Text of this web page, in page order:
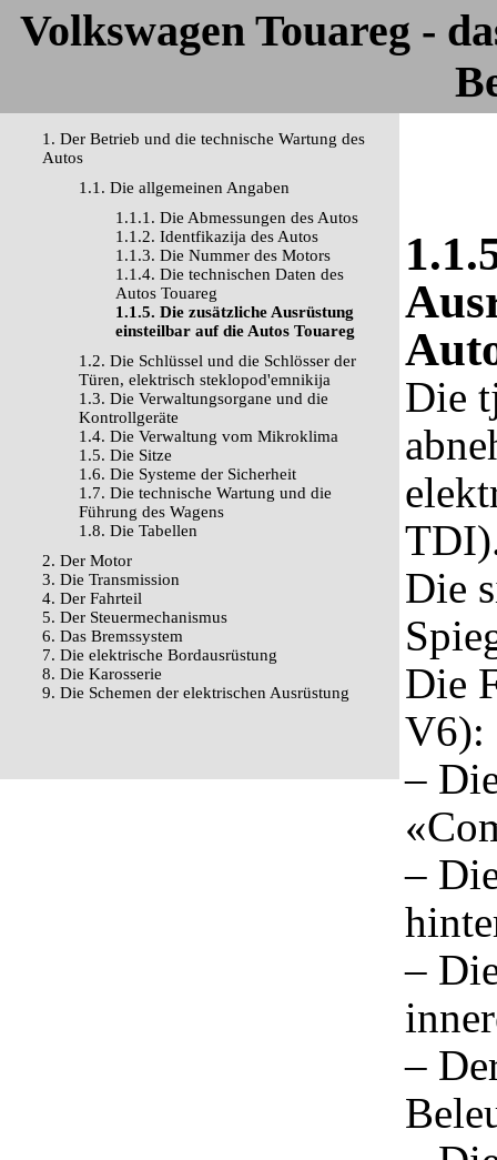
Volkswagen Touareg -
1. Der Betrieb und die technische Wartung des
Autos
1.1. Die allgemeinen Angaben
1.1.1. Die Abmessungen des Autos
1.1.2. Identfikazija des Autos
1.1.3. Die Nummer des Motors
1.1.4. Die technischen Daten des
Autos Touareg
1.1.5. Die zusätzliche Ausrüstung
einsteilbar auf die Autos Touareg
1.2. Die Schlüssel und die Schlösser der
Türen, elektrisch steklopod'emnikija
1.3. Die Verwaltungsorgane und die
Kontrollgeräte
1.4. Die Verwaltung vom Mikroklima
1.5. Die Sitze
1.6. Die Systeme der Sicherheit
1.7. Die technische Wartung und die
Führung des Wagens
1.8. Die Tabellen
2. Der Motor
3. Die Transmission
4. Der Fahrteil
5. Der Steuermechanismus
6. Das Bremssystem
7. Die elektrische Bordausrüstung
8. Die Karosserie
9. Die Schemen der elektrischen Ausrüstung
Die
Die
Die
V6):
–
–
–
–